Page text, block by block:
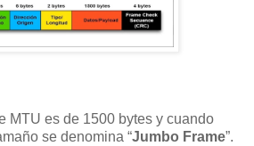
MTU es de 1500 bytes y cuando
se denomina “Jumbo Frame”.